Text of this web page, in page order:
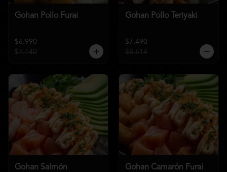
Gohan Pollo Furai
$6.990
$7.140
Gohan Pollo Teriyaki
$7.490
$8.614
Gohan Salmón
Gohan Camarón Furai